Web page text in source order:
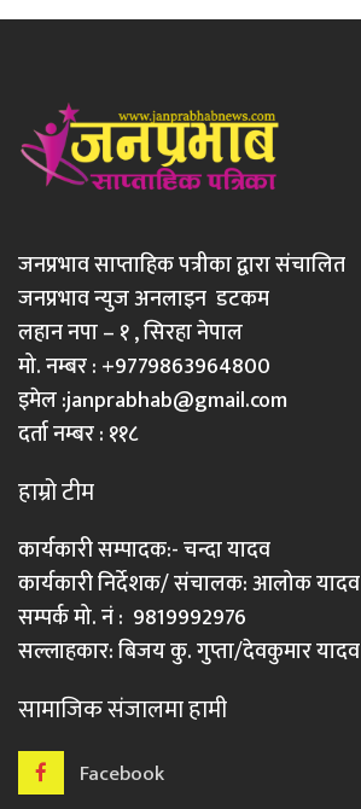
जनप्रभाव साप्ताहिक पत्रीका द्वारा संचालित
जनप्रभाव न्युज अनलाइन डटकम
लहान नपा – १ , सिरहा नेपाल
मो. नम्बर : +9779863964800
इमेल :janprabhab@gmail.com
दर्ता नम्बर : ११८
हाम्रो टीम
कार्यकारी सम्पादक:- चन्दा यादव
कार्यकारी निर्देशक/ संचालक: आलोक यादव
सम्पर्क मो. नं : 9819992976
सल्लाहकार: बिजय कु. गुप्ता/देवकुमार यादव
सामाजिक संजालमा हामी
Facebook